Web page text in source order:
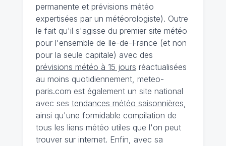
permanente et prévisions météo
expertisées par un météorologiste). Outre
le fait qu'il s'agisse du premier site météo
pour l'ensemble de Ile-de-France (et non
pour la seule capitale) avec des
prévisions météo à 15 jours réactualisées
au moins quotidiennement, meteo-
paris.com est également un site national
avec ses tendances météo saisonnières,
ainsi qu'une formidable compilation de
tous les liens météo utiles que l'on peut
trouver sur internet. Enfin, avec sa